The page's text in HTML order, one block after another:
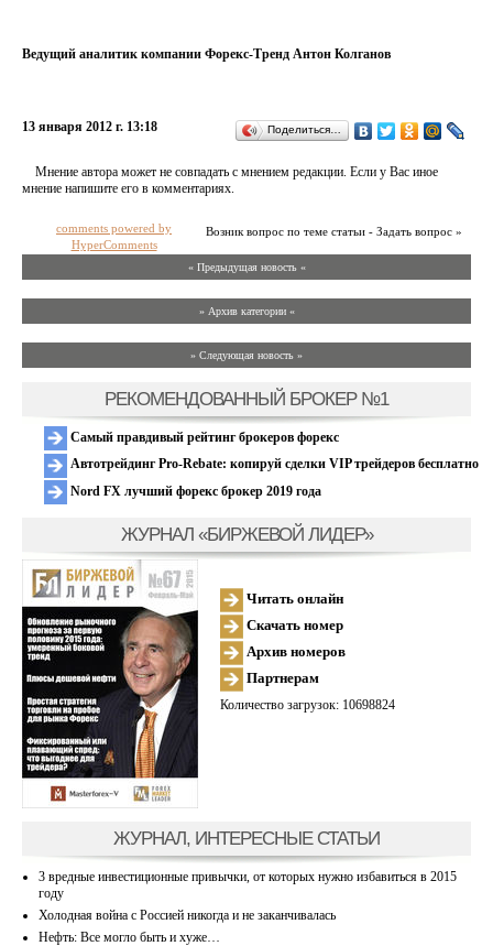
Ведущий аналитик компании Форекс-Тренд Антон Колганов
13 января 2012 г. 13:18 Поделиться…
Мнение автора может не совпадать с мнением редакции. Если у Вас иное
мнение напишите его в комментариях.
Возник вопрос по теме статьи - Задать вопрос »
comments powered by
HyperComments
« Предыдущая новость «
» Архив категории «
» Следующая новость »
РЕКОМЕНДОВАННЫЙ БРОКЕР №1
Самый правдивый рейтинг брокеров форекс
Автотрейдинг Pro-Rebate: копируй сделки VIP трейдеров бесплатно
Nord FX лучший форекс брокер 2019 года
ЖУРНАЛ «БИРЖЕВОЙ ЛИДЕР»
Читать онлайн
Скачать номер
Архив номеров
Партнерам
Количество загрузок: 10698824
ЖУРНАЛ, ИНТЕРЕСНЫЕ СТАТЬИ
3 вредные инвестиционные привычки, от которых нужно избавиться в 2015
году
Холодная война с Россией никогда и не заканчивалась
Нефть: Все могло быть и хуже…